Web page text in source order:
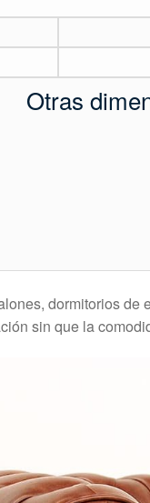
Otras
dormitorios
sin que la